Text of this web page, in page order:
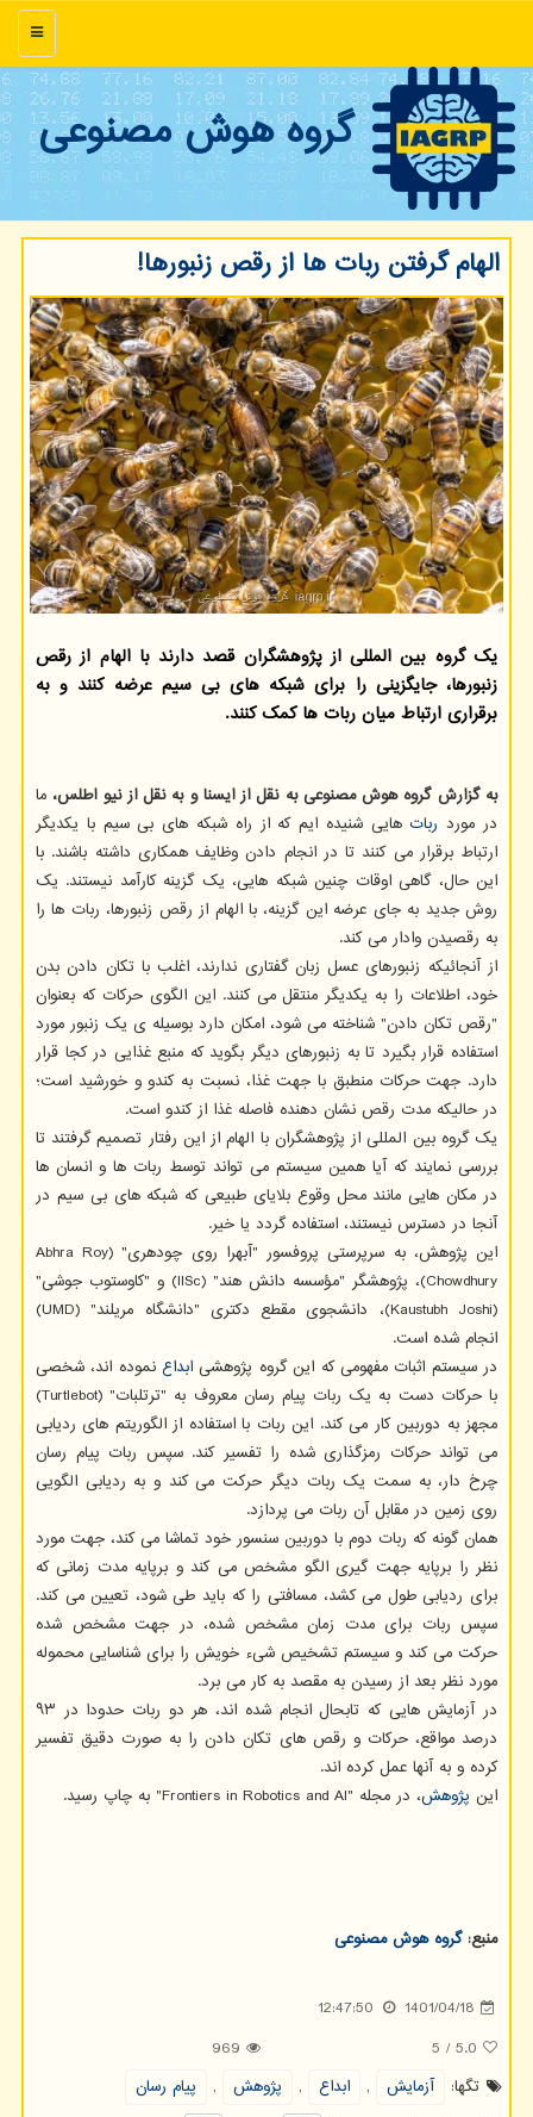
منو
گروه هوش مصنوعی
الهام گرفتن ربات ها از رقص زنبورها!
یک گروه بین المللی از پژوهشگران قصد دارند با الهام از رقص
زنبورها، جایگزینی را برای شبکه های بی سیم عرضه کنند و به
برقراری ارتباط میان ربات ها کمک کنند.
به گزارش گروه هوش مصنوعی به نقل از ایسنا و به نقل از نیو اطلس، ما
در مورد ربات هایی شنیده ایم که از راه شبکه های بی سیم با یکدیگر
ارتباط برقرار می کنند تا در انجام دادن وظایف همکاری داشته باشند. با
این حال، گاهی اوقات چنین شبکه هایی، یک گزینه کارآمد نیستند. یک
روش جدید به جای عرضه این گزینه، با الهام از رقص زنبورها، ربات ها را
به رقصیدن وادار می کند.
از آنجائیکه زنبورهای عسل زبان گفتاری ندارند، اغلب با تکان دادن بدن
خود، اطلاعات را به یکدیگر منتقل می کنند. این الگوی حرکات که بعنوان
"رقص تکان دادن" شناخته می شود، امکان دارد بوسیله ی یک زنبور مورد
استفاده قرار بگیرد تا به زنبورهای دیگر بگوید که منبع غذایی در کجا قرار
دارد. جهت حرکات منطبق با جهت غذا، نسبت به کندو و خورشید است؛
در حالیکه مدت رقص نشان دهنده فاصله غذا از کندو است.
یک گروه بین المللی از پژوهشگران با الهام از این رفتار تصمیم گرفتند تا
بررسی نمایند که آیا همین سیستم می تواند توسط ربات ها و انسان ها
در مکان هایی مانند محل وقوع بلایای طبیعی که شبکه های بی سیم در
آنجا در دسترس نیستند، استفاده گردد یا خیر.
این پژوهش، به سرپرستی پروفسور "آبهرا روی چودهری" (Abhra Roy
Chowdhury)، پژوهشگر "مؤسسه دانش هند" (IISc) و "کاوستوب جوشی"
(Kaustubh Joshi)، دانشجوی مقطع دکتری "دانشگاه مریلند" (UMD)
انجام شده است.
در سیستم اثبات مفهومی که این گروه پژوهشی ابداعنموده اند، شخصی
با حرکات دست به یک ربات پیام رسان معروف به "ترتلبات" (Turtlebot)
مجهز به دوربین کار می کند. این ربات با استفاده از الگوریتم های ردیابی
می تواند حرکات رمزگذاری شده را تفسیر کند. سپس ربات پیام رسان
چرخ دار، به سمت یک ربات دیگر حرکت می کند و به ردیابی الگویی
روی زمین در مقابل آن ربات می پردازد.
همان گونه که ربات دوم با دوربین سنسور خود تماشا می کند، جهت مورد
نظر را برپایه جهت گیری الگو مشخص می کند و برپایه مدت زمانی که
برای ردیابی طول می کشد، مسافتی را که باید طی شود، تعیین می کند.
سپس ربات برای مدت زمان مشخص شده، در جهت مشخص شده
حرکت می کند و سیستم تشخیص شیء خویش را برای شناسایی محموله
مورد نظر بعد از رسیدن به مقصد به کار می برد.
در آزمایش هایی که تابحال انجام شده اند، هر دو ربات حدودا در ۹۳
درصد مواقع، حرکات و رقص های تکان دادن را به صورت دقیق تفسیر
کرده و به آنها عمل کرده اند.
این پژوهش، در مجله "Frontiers in Robotics and AI" به چاپ رسید.
منبع:گروه هوش مصنوعی
1401/04/18
12:47:50
5.0
/
5
969
تگها:
آزمایش , ابداع , پژوهش ,
پیام رسان